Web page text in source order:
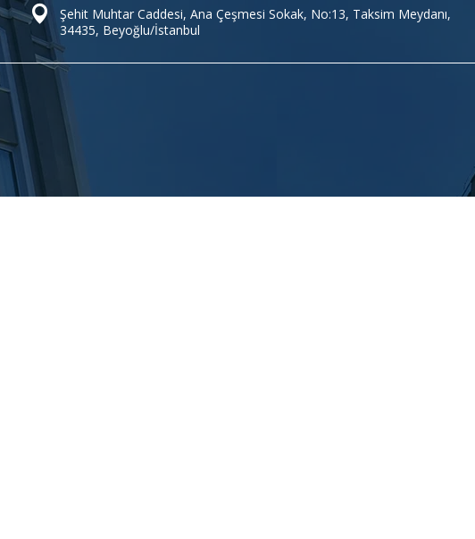
Şehit Muhtar Caddesi, Ana Çeşmesi Sokak, No:13, Taksim Meydanı,
34435, Beyoğlu/İstanbul